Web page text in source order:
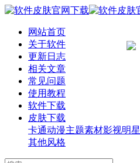
网站首页
关于软件
更新日志
相关文章
常见问题
使用教程
软件下载
皮肤下载
卡通动漫主题素材影视明星
其他风格